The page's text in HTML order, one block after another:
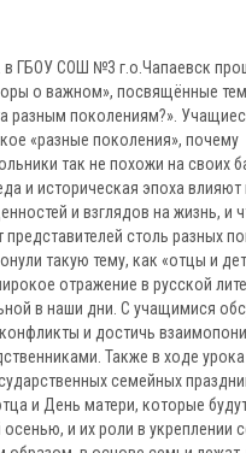
в ГБОУ СОШ №3 г.о.Чапаевск
о важном», посвящённые
разным поколениям?».
«разные поколения», почему
так не похожи на своих
и историческая эпоха влияют
и взглядов на жизнь, и
столь разных
такую тему, как «отцы и
отражение в русской
в наши дни. С учащимися
и достичь
Также в ходе урока
семейных
и День матери, которые
осенью, и их роли в укреплении